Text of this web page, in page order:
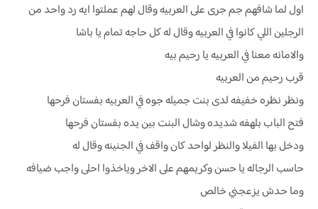
اول لما شافهم جم جرى على العربيه وقال لهم عملتوا ايه رد واحد من
الرجلين اللي كانوا في العربيه وقال له كل حاجه تمام يا باشا
والامانه معنا في العربيه يا رحيم بيه
قرب رحيم من العربيه
ونظر نظره خفيفه لدى بنت جميله جوه في العربيه بفستان فرحها
فتح الباب بلهفه شديده وشال البنت بين يده بفستان فرحها
ودخل بها الفيلا والنظر لواحد كان واقف في الجنينه وقال له
حاسب الرجاله يا حسن وكريمهم على الاخر وياخذوا احلى واجب ضيافه
وما حدش يزعجني خالص